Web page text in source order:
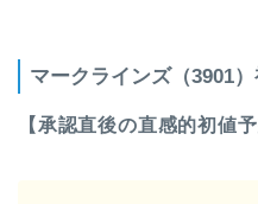
マークラインズ（3901
【承認直後の直感的初値予